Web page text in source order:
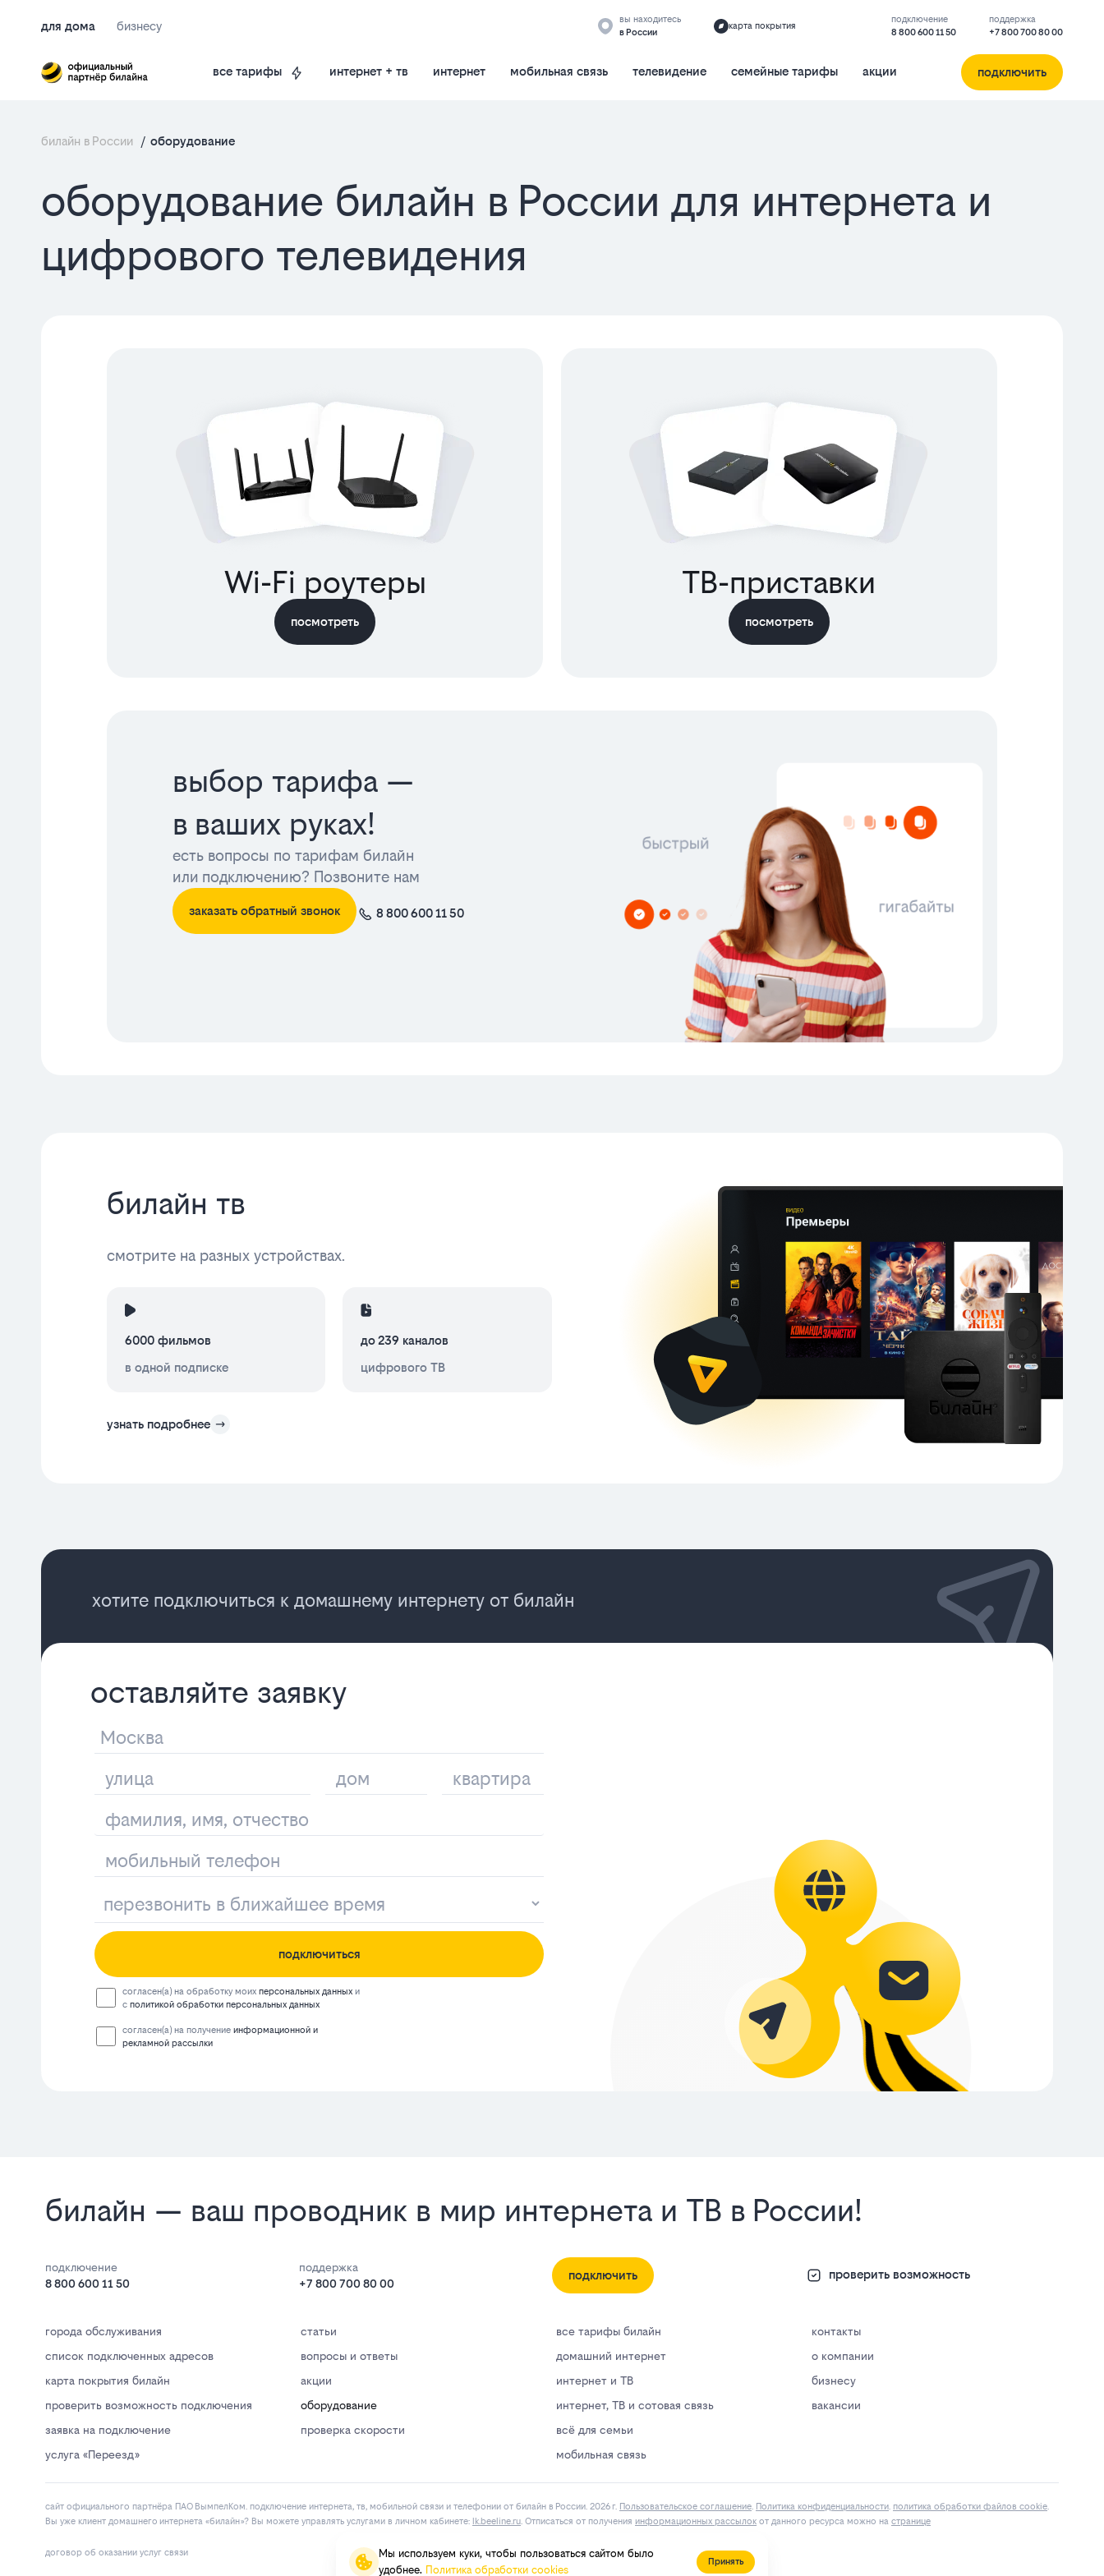
для дома бизнесу
вы находитесь
в России
карта покрытия
подключение
8 800 600 11 50
поддержка
+7 800 700 80 00
все тарифы интернет + тв интернет мобильная связь телевидение семейные тарифы акции подключить
билайн в России / оборудование
оборудование билайн в России для интернета и
цифрового телевидения
Wi-Fi роутеры
посмотреть
ТВ-приставки
посмотреть
выбор тарифа —
в ваших руках!
есть вопросы по тарифам билайн
или подключению? Позвоните нам
заказать обратный звонок 8 800 600 11 50
билайн тв
смотрите на разных устройствах.
6000 фильмов
в одной подписке
до 239 каналов
цифрового ТВ
узнать подробнее
хотите подключиться к домашнему интернету от билайн
оставляйте заявку
подключиться
согласен(а) на обработку моих персональных данных и
с политикой обработки персональных данных
согласен(а) на получение информационной и
рекламной рассылки
билайн — ваш проводник в мир интернета и ТВ в России!
подключение
8 800 600 11 50
поддержка
+7 800 700 80 00
подключить проверить возможность
города обслуживания
список подключенных адресов
карта покрытия билайн
проверить возможность подключения
заявка на подключение
услуга «Переезд»
статьи
вопросы и ответы
акции
оборудование
проверка скорости
все тарифы билайн
домашний интернет
интернет и ТВ
интернет, ТВ и сотовая связь
всё для семьи
мобильная связь
контакты
о компании
бизнесу
вакансии
сайт официального партнёра ПАО ВымпелКом. подключение интернета, тв, мобильной связи и телефонии от билайн в России. 2026 г. Пользовательское соглашение. Политика конфиденциальности. политика обработки файлов cookie.
Вы уже клиент домашнего интернета «билайн»? Вы можете управлять услугами в личнoм кaбинeтe:
lk.bееlinе.ru. Отписаться от получения информационных рассылок от данного ресурса можно на странице
договор об оказании услуг связи
Мы используем куки, чтобы пользоваться сайтом было
удобнее. Политика обработки cookies
Принять